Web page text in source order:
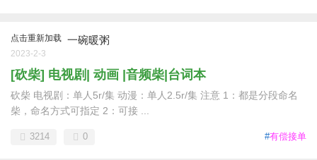
点击重新加载 一碗暖粥
2023-2-3
[砍柴] 电视剧| 动画 |音频柴|台词本
砍柴 电视剧：单人5r/集 动漫：单人2.5r/集 注意 1：都是分段命名
柴，命名方式可指定 2：可接 ...
#有偿接单
3214 0